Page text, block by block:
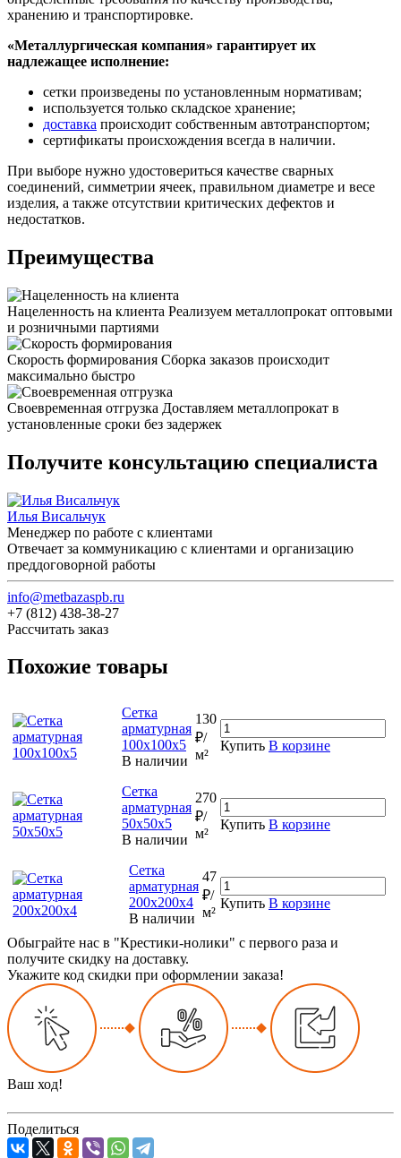
хранению и транспортировке.
«Металлургическая компания» гарантирует их
надлежащее исполнение:
сетки произведены по установленным нормативам;
используется только складское хранение;
доставка происходит собственным автотранспортом;
сертификаты происхождения всегда в наличии.
При выборе нужно удостовериться качестве сварных
соединений, симметрии ячеек, правильном диаметре и весе
изделия, а также отсутствии критических дефектов и
недостатков.
Преимущества
Нацеленность на клиента Реализуем металлопрокат оптовыми
и розничными партиями
Скорость формирования Сборка заказов происходит
максимально быстро
Своевременная отгрузка Доставляем металлопрокат в
установленные сроки без задержек
Получите консультацию специалиста
Илья Висальчук
Менеджер по работе с клиентами
Отвечает за коммуникацию с клиентами и организацию
преддоговорной работы
info@metbazaspb.ru
+7 (812) 438-38-27
Рассчитать заказ
Похожие товары
Сетка
арматурная
100х100х5
В наличии
130
₽/
м²
Купить В корзине
Сетка
арматурная
50х50х5
В наличии
270
₽/
м²
Купить В корзине
Сетка
арматурная
200х200х4
В наличии
47
₽/
м²
Купить В корзине
Обыграйте нас в "Крестики-нолики" с первого раза и
получите скидку на доставку.
Укажите код скидки при оформлении заказа!
Ваш ход!
Поделиться